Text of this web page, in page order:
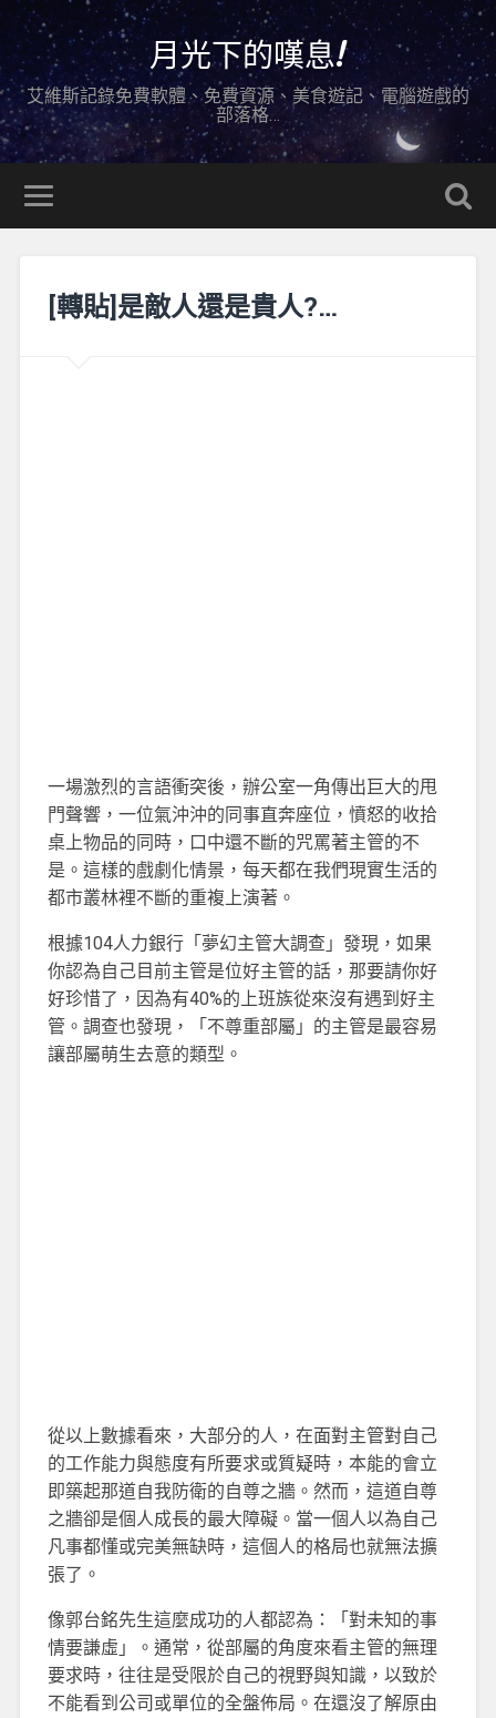
月光下的嘆息!
艾維斯記錄免費軟體、免費資源、美食遊記、電腦遊戲的
部落格…
[轉貼]是敵人還是貴人?…
一場激烈的言語衝突後，辦公室一角傳出巨大的甩
門聲響，一位氣沖沖的同事直奔座位，憤怒的收拾
桌上物品的同時，口中還不斷的咒罵著主管的不
是。這樣的戲劇化情景，每天都在我們現實生活的
都市叢林裡不斷的重複上演著。
根據104人力銀行「夢幻主管大調查」發現，如果
你認為自己目前主管是位好主管的話，那要請你好
好珍惜了，因為有40%的上班族從來沒有遇到好主
管。調查也發現，「不尊重部屬」的主管是最容易
讓部屬萌生去意的類型。
從以上數據看來，大部分的人，在面對主管對自己
的工作能力與態度有所要求或質疑時，本能的會立
即築起那道自我防衛的自尊之牆。然而，這道自尊
之牆卻是個人成長的最大障礙。當一個人以為自己
凡事都懂或完美無缺時，這個人的格局也就無法擴
張了。
像郭台銘先生這麼成功的人都認為：「對未知的事
情要謙虛」。通常，從部屬的角度來看主管的無理
要求時，往往是受限於自己的視野與知識，以致於
不能看到公司或單位的全盤佈局。在還沒了解原由